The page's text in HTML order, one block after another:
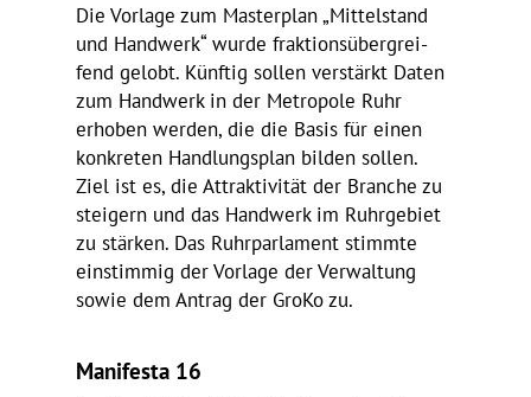
Die Vorlage zum Master­plan „Mittel­stand
und Hand­werk“ wurde frak­ti­ons­über­grei­
fend gelobt. Künftig sollen verstärkt Daten
zum Hand­werk in der Metro­pole Ruhr
erhoben werden, die die Basis für einen
konkreten Hand­lungs­plan bilden sollen.
Ziel ist es, die Attrak­ti­vität der Branche zu
stei­gern und das Hand­werk im Ruhr­ge­biet
zu stärken. Das Ruhr­par­la­ment stimmte
einstimmig der Vorlage der Verwal­tung
sowie dem Antrag der GroKo zu.
Mani­festa 16